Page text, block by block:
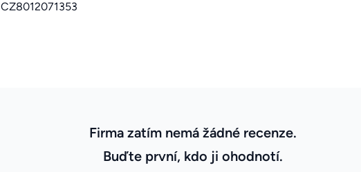
CZ8012071353
Firma zatím nemá žádné recenze.
Buďte první, kdo ji ohodnotí.